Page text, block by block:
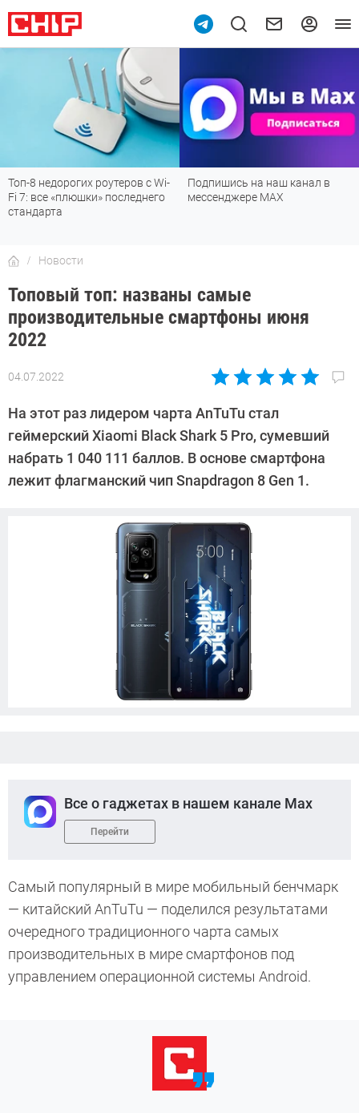
Топ-8 недорогих роутеров с Wi-
Fi 7: все «плюшки» последнего
стандарта
Подпишись на наш канал в
мессенджере МАХ
Новости
Топовый топ: названы самые
производительные смартфоны июня
2022
04.07.2022
Автор:
Кошик
На этот раз лидером чарта AnTuTu стал
геймерский Xiaomi Black Shark 5 Pro, сумевший
набрать 1 040 111 баллов. В основе смартфона
лежит флагманский чип Snapdragon 8 Gen 1.
Все о гаджетах в нашем канале Max
Перейти
Самый популярный в мире мобильный бенчмарк
— китайский AnTuTu — поделился результатами
очередного традиционного чарта самых
производительных в мире смартфонов под
управлением операционной системы Android.